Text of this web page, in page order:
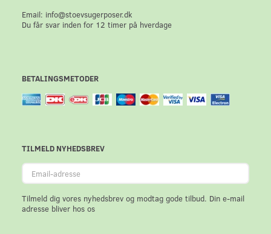
Email: info@stoevsugerposer.dk
Du får svar inden for 12 timer på hverdage
BETALINGSMETODER
TILMELD NYHEDSBREV
Email-
adresse
Tilmeld dig vores nyhedsbrev og modtag gode tilbud. Din e-mail
adresse bliver hos os